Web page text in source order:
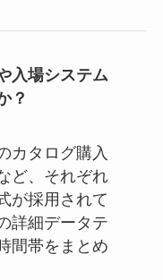
入場システム
？
カタログ購入
ど、それぞれ
が採用されて
詳細データテ
間帯をまとめ